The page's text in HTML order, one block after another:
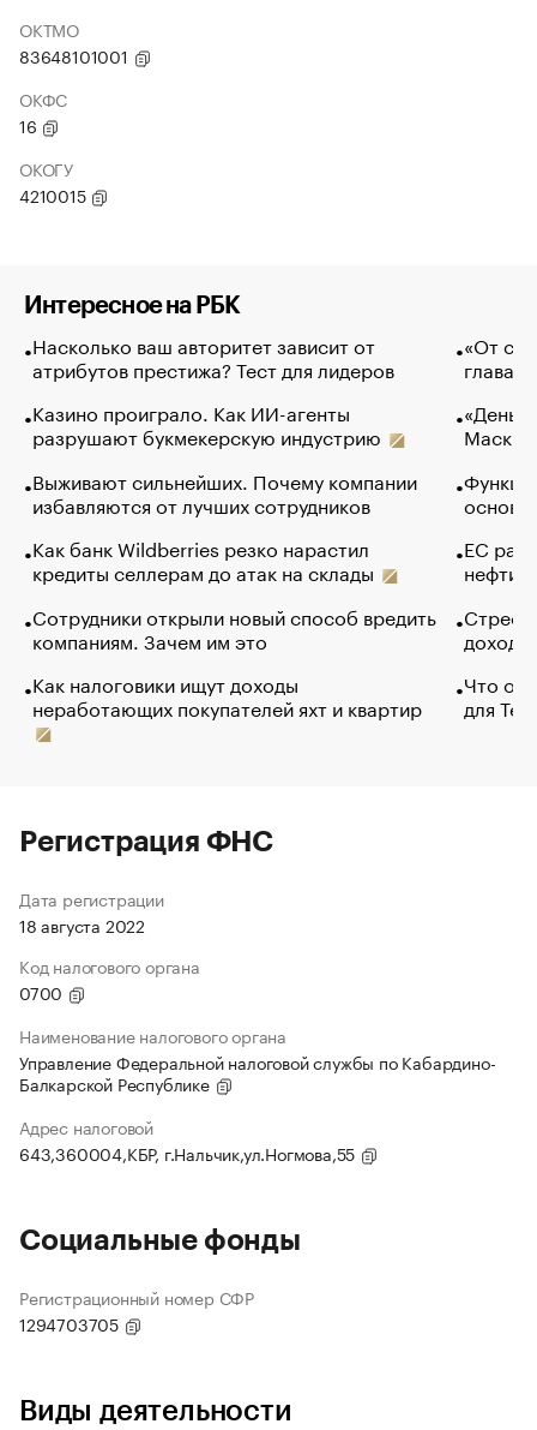
ОКТМО
83648101001
ОКФС
16
ОКОГУ
4210015
Интересное на РБК
Насколько ваш авторитет зависит от
атрибутов престижа? Тест для лидеров
Казино проиграло. Как ИИ-агенты
разрушают букмекерскую индустрию
Выживают сильнейших. Почему компании
избавляются от лучших сотрудников
Как банк Wildberries резко нарастил
кредиты селлерам до атак на склады
Сотрудники открыли новый способ вредить
компаниям. Зачем им это
Как налоговики ищут доходы
неработающих покупателей яхт и квартир
«От
глава
Маск в
основ
ЕС
нефти
Что
для
Регистрация ФНС
Дата регистрации
18 августа 2022
Код налогового органа
0700
Наименование налогового органа
Управление Федеральной налоговой службы по Кабардино-
Балкарской Республике
Адрес налоговой
643,360004,КБР, г.Нальчик,ул.Ногмова,55
Социальные фонды
Регистрационный номер СФР
1294703705
Виды деятельности